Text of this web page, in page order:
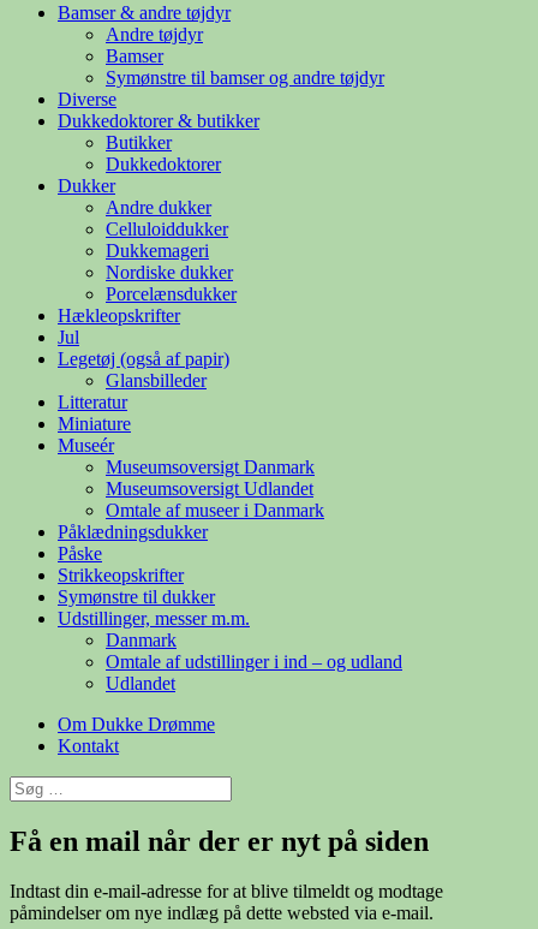
Bamser & andre tøjdyr
Andre tøjdyr
Bamser
Symønstre til bamser og andre tøjdyr
Diverse
Dukkedoktorer & butikker
Butikker
Dukkedoktorer
Dukker
Andre dukker
Celluloiddukker
Dukkemageri
Nordiske dukker
Porcelænsdukker
Hækleopskrifter
Jul
Legetøj (også af papir)
Glansbilleder
Litteratur
Miniature
Museér
Museumsoversigt Danmark
Museumsoversigt Udlandet
Omtale af museer i Danmark
Påklædningsdukker
Påske
Strikkeopskrifter
Symønstre til dukker
Udstillinger, messer m.m.
Danmark
Omtale af udstillinger i ind – og udland
Udlandet
Om Dukke Drømme
Kontakt
Søg
efter:
Få en mail når der er nyt på siden
Indtast din e-mail-adresse for at blive tilmeldt og modtage
påmindelser om nye indlæg på dette websted via e-mail.